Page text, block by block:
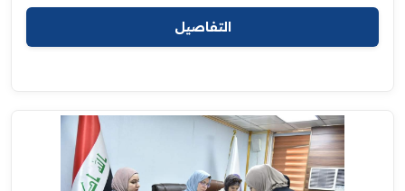
التفاصيل